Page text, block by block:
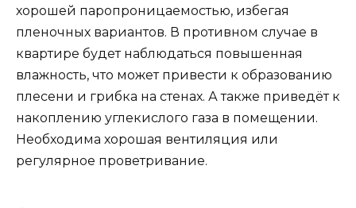
хорошей паропроницаемостью, избегая
пленочных вариантов. В противном случае в
квартире будет наблюдаться повышенная
влажность, что может привести к образованию
плесени и грибка на стенах. А также приведёт к
накоплению углекислого газа в помещении.
Необходима хорошая вентиляция или
регулярное проветривание.